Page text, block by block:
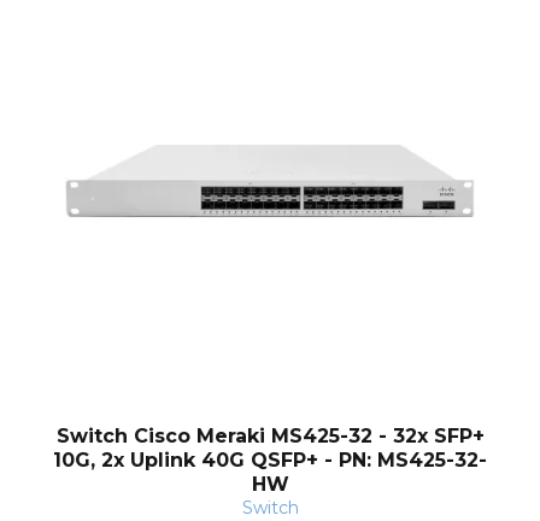
Switch Cisco Meraki MS425-32 - 32x SFP+
10G, 2x Uplink 40G QSFP+ - PN: MS425-32-
HW
Switch